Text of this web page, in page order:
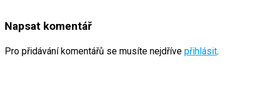
Napsat komentář
Pro přidávání komentářů se musíte nejdříve přihlásit.